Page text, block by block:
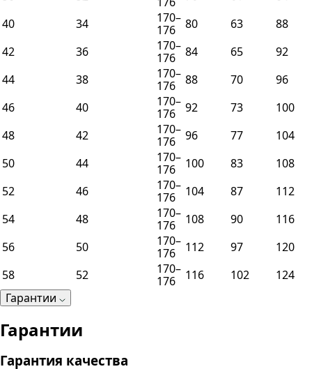
40
34
170–
176
80 63
88
42
36
170–
176
84 65
92
44
38
170–
176
88 70
96
46
40
170–
176
92 73
100
48
42
170–
176
96 77
104
50
44
170–
176
100 83
108
52
46
170–
176
104 87
112
54
48
170–
176
108 90
116
56
50
170–
176
112 97
120
58
52
170–
176
116 102
124
Гарантии
Гарантии
Гарантия качества